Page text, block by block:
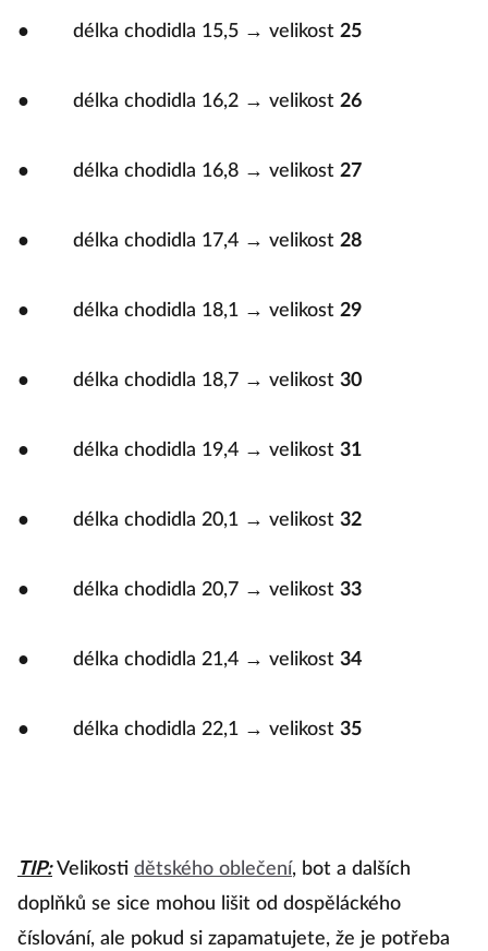
● délka chodidla 15,5 → velikost 25
● délka chodidla 16,2 → velikost 26
● délka chodidla 16,8 → velikost 27
● délka chodidla 17,4 → velikost 28
● délka chodidla 18,1 → velikost 29
● délka chodidla 18,7 → velikost 30
● délka chodidla 19,4 → velikost 31
● délka chodidla 20,1 → velikost 32
● délka chodidla 20,7 → velikost 33
● délka chodidla 21,4 → velikost 34
● délka chodidla 22,1 → velikost 35
TIP:Velikosti dětského oblečení, bot a dalších
doplňků se sice mohou lišit od dospěláckého
číslování, ale pokud si zapamatujete, že je potřeba